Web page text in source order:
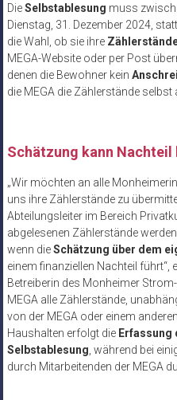
DieSelbstablesung muss
Dienstag, 31. Dezember 2024,
die Wahl, ob sie ihre
MEGA-Website oder per Post
denen die Bewohner kein
die MEGA die Zählerstände selbst
Schätzung kann Nachteil
„Wir möchten an alle
uns ihre Zählerstände zu
Abteilungsleiter im Bereich
abgelesenen Zählerstände
wenn dieSchätzung über dem
einem finanziellen Nachteil führt“,
Betreiberin des Monheimer
MEGA alle Zählerstände,
von der MEGA oder einem
Haushalten erfolgt die Erfassung
Selbstablesung , während bei
durch Mitarbeitenden der MEGA